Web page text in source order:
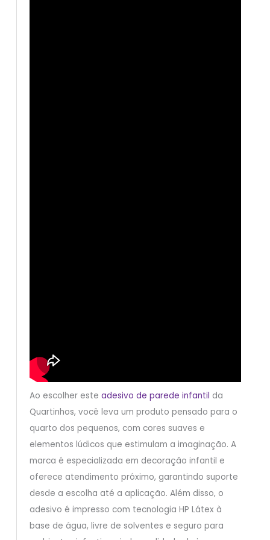
Ao escolher este adesivo de parede infantil da
Quartinhos, você leva um produto pensado para o
quarto dos pequenos, com cores suaves e
elementos lúdicos que estimulam a imaginação. A
marca é especializada em decoração infantil e
oferece atendimento próximo, garantindo suporte
desde a escolha até a aplicação. Além disso, o
adesivo é impresso com tecnologia HP Látex à
base de água, livre de solventes e seguro para